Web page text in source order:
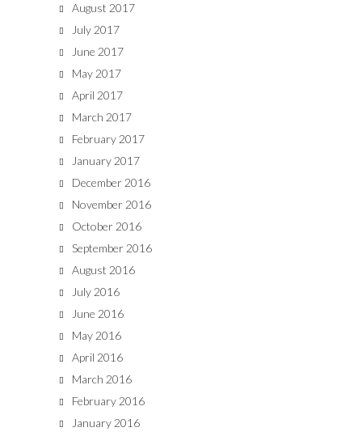
August 2017
July 2017
June 2017
May 2017
April 2017
March 2017
February 2017
January 2017
December 2016
November 2016
October 2016
September 2016
August 2016
July 2016
June 2016
May 2016
April 2016
March 2016
February 2016
January 2016